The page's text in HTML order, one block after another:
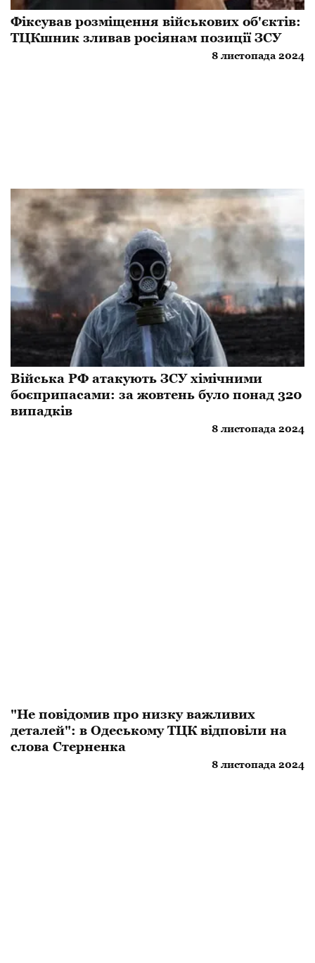
Фіксував розміщення військових об'єктів:
ТЦКшник зливав росіянам позиції ЗСУ
8 листопада 2024
​Війська РФ атакують ЗСУ хімічними
боєприпасами: за жовтень було понад 320
випадків
8 листопада 2024
"Не повідомив про низку важливих
деталей": в Одеському ТЦК відповіли на
слова Стерненка
8 листопада 2024